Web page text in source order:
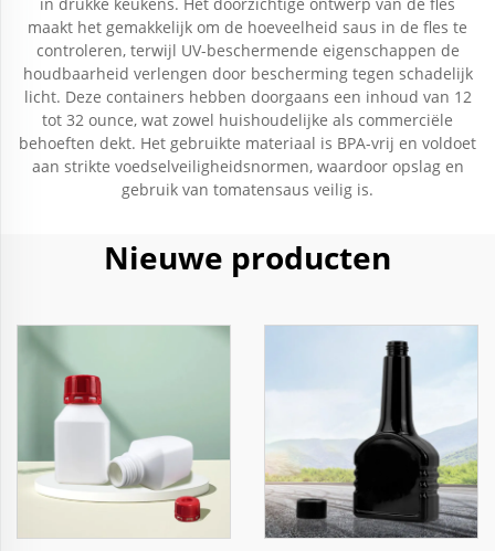
maakt het gemakkelijk om de hoeveelheid saus in de fles te
controleren, terwijl UV-beschermende eigenschappen de
houdbaarheid verlengen door bescherming tegen schadelijk
licht. Deze containers hebben doorgaans een inhoud van 12
tot 32 ounce, wat zowel huishoudelijke als commerciële
behoeften dekt. Het gebruikte materiaal is BPA-vrij en voldoet
aan strikte voedselveiligheidsnormen, waardoor opslag en
gebruik van tomatensaus veilig is.
Nieuwe producten